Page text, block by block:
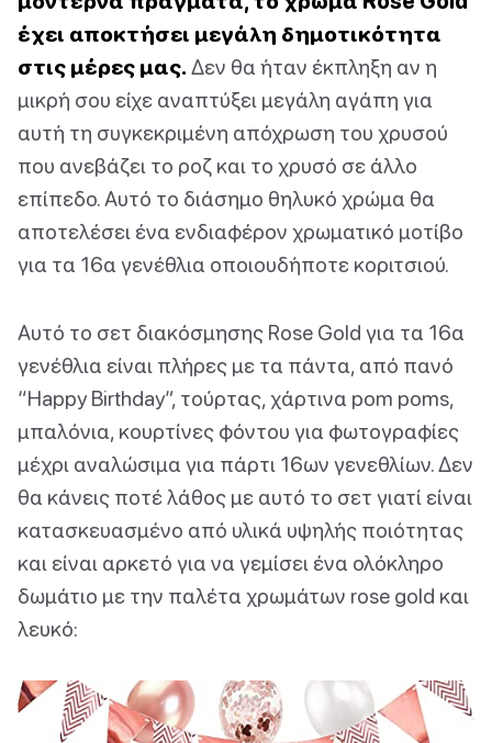
έχει αποκτήσει μεγάλη δημοτικότητα
στις μέρες μας. Δεν θα ήταν έκπληξη αν η
μικρή σου είχε αναπτύξει μεγάλη αγάπη για
αυτή τη συγκεκριμένη απόχρωση του χρυσού
που ανεβάζει το ροζ και το χρυσό σε άλλο
επίπεδο. Αυτό το διάσημο θηλυκό χρώμα θα
αποτελέσει ένα ενδιαφέρον χρωματικό μοτίβο
για τα 16α γενέθλια οποιουδήποτε κοριτσιού.
Αυτό το σετ διακόσμησης Rose Gold για τα 16α
γενέθλια είναι πλήρες με τα πάντα, από πανό
“Happy Birthday”, τούρτας, χάρτινα pom poms,
μπαλόνια, κουρτίνες φόντου για φωτογραφίες
μέχρι αναλώσιμα για πάρτι 16ων γενεθλίων. Δεν
θα κάνεις ποτέ λάθος με αυτό το σετ γιατί είναι
κατασκευασμένο από υλικά υψηλής ποιότητας
και είναι αρκετό για να γεμίσει ένα ολόκληρο
δωμάτιο με την παλέτα χρωμάτων rose gold και
λευκό: